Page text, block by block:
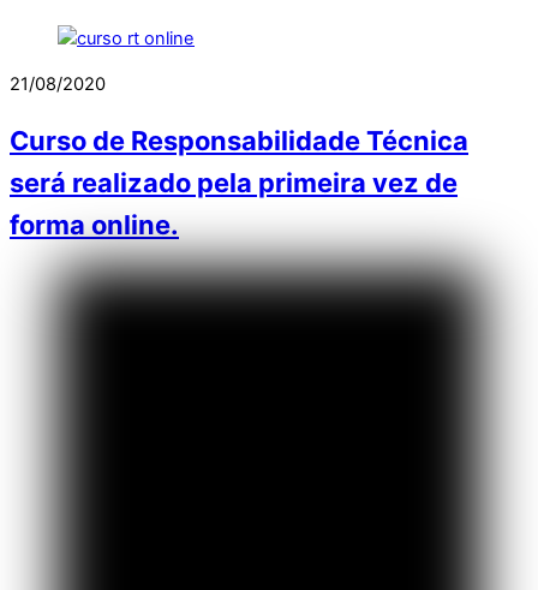
21/08/2020
Curso de Responsabilidade Técnica
será realizado pela primeira vez de
forma online.